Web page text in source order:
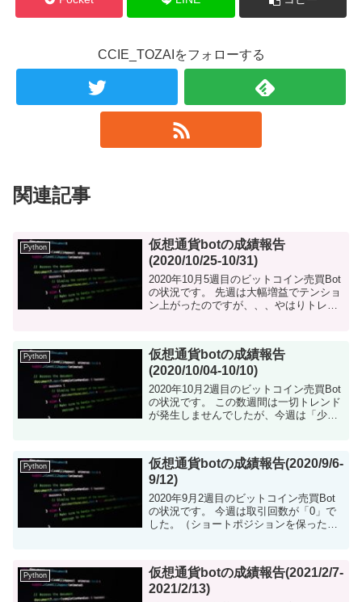
CCIE_TOZAIをフォローする
関連記事
Python
仮想通貨botの成績報告
(2020/10/25-10/31)
2020年10月5週目のビットコイン売買Bot
の状況です。 先週は大幅増益でテンショ
ン上がったのですが、、、やはりトレン
Python
仮想通貨botの成績報告
(2020/10/04-10/10)
2020年10月2週目のビットコイン売買Bot
の状況です。 この数週間は一切トレンド
が発生しませんでしたが、今週は「少し
Python
仮想通貨botの成績報告(2020/9/6-
9/12)
2020年9月2週目のビットコイン売買Bot
の状況です。 今週は取引回数が「0」で
した。（ショートポジションを保ったま
Python
仮想通貨botの成績報告(2021/2/7-
2021/2/13)